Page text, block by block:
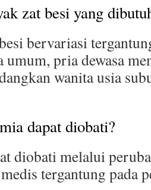
zat besi yang
bervariasi
umum, pria dewasa
wanita usia
dapat diobati?
diobati melalui
tergantung pada